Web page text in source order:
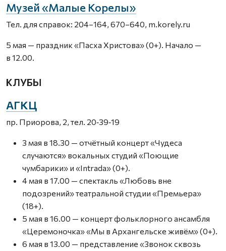
Музей «Малые Корелы»
Тел. для справок: 204–164, 670–640, m.korely.ru
5 мая — праздник «Пасха Христова» (0+). Начало —
в 12.00.
КЛУБЫ
АГКЦ
пр. Приорова, 2, тел. 20‑39‑19
3 мая в 18.30 — отчётный концерт «Чудеса
случаются» вокальных студий «Поющие
чумбарики» и «Intrada» (0+).
4 мая в 17.00 — спектакль «Любовь вне
подозрений» театральной студии «Премьера»
(18+).
5 мая в 16.00 — концерт фольклорного ансамбля
«Церемоночка» «Мы в Архангельске живём» (0+).
6 мая в 13.00 — представление «Звонок сквозь